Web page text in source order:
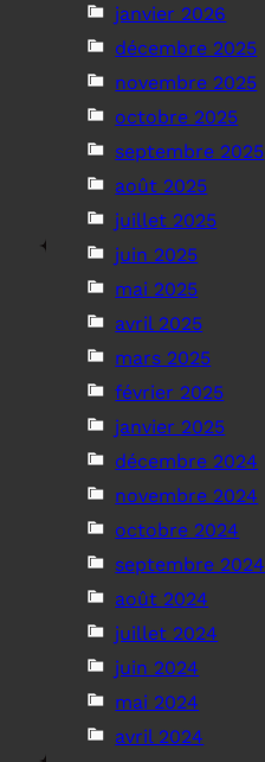
janvier 2026
décembre 2025
novembre 2025
octobre 2025
septembre 2025
août 2025
juillet 2025
juin 2025
mai 2025
avril 2025
mars 2025
février 2025
janvier 2025
décembre 2024
novembre 2024
octobre 2024
septembre 2024
août 2024
juillet 2024
juin 2024
mai 2024
avril 2024